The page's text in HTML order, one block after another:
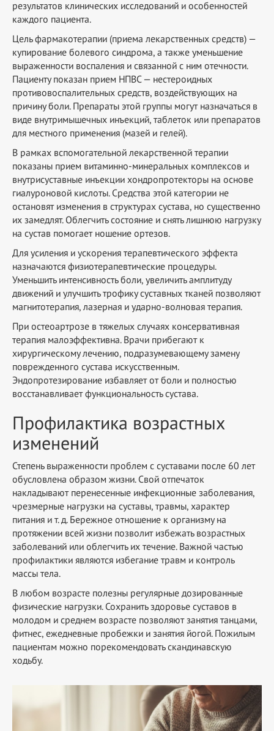
результатов клинических исследований и особенностей
каждого пациента.
Цель фармакотерапии (приема лекарственных средств) —
купирование болевого синдрома, а также уменьшение
выраженности воспаления и связанной с ним отечности.
Пациенту показан прием НПВС — нестероидных
противовоспалительных средств, воздействующих на
причину боли. Препараты этой группы могут назначаться в
виде внутримышечных инъекций, таблеток или препаратов
для местного применения (мазей и гелей).
В рамках вспомогательной лекарственной терапии
показаны прием витаминно-минеральных комплексов и
внутрисуставные инъекции хондропротекторы на основе
гиалуроновой кислоты. Средства этой категории не
остановят изменения в структурах сустава, но существенно
их замедлят. Облегчить состояние и снять лишнюю нагрузку
на сустав помогает ношение ортезов.
Для усиления и ускорения терапевтического эффекта
назначаются физиотерапевтические процедуры.
Уменьшить интенсивность боли, увеличить амплитуду
движений и улучшить трофику суставных тканей позволяют
магнитотерапия, лазерная и ударно-волновая терапия.
При остеоартрозе в тяжелых случаях консервативная
терапия малоэффективна. Врачи прибегают к
хирургическому лечению, подразумевающему замену
поврежденного сустава искусственным.
Эндопротезирование избавляет от боли и полностью
восстанавливает функциональность сустава.
Профилактика возрастных
изменений
Степень выраженности проблем с суставами после 60 лет
обусловлена образом жизни. Свой отпечаток
накладывают перенесенные инфекционные заболевания,
чрезмерные нагрузки на суставы, травмы, характер
питания и т. д. Бережное отношение к организму на
протяжении всей жизни позволит избежать возрастных
заболеваний или облегчить их течение. Важной частью
профилактики являются избегание травм и контроль
массы тела.
В любом возрасте полезны регулярные дозированные
физические нагрузки. Сохранить здоровье суставов в
молодом и среднем возрасте позволяют занятия танцами,
фитнес, ежедневные пробежки и занятия йогой. Пожилым
пациентам можно порекомендовать скандинавскую
ходьбу.